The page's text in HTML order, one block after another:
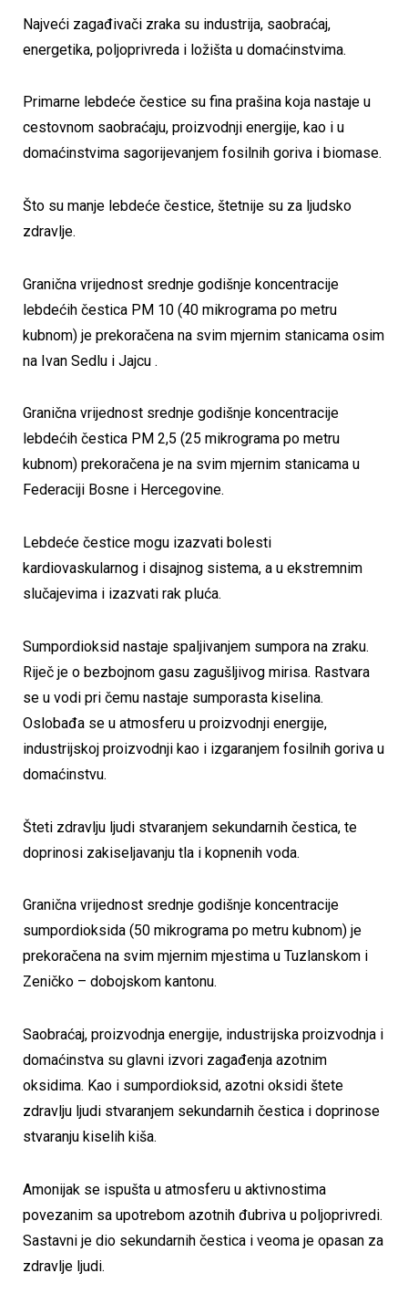
Najveći zagađivači zraka su industrija, saobraćaj,
energetika, poljoprivreda i ložišta u domaćinstvima.
Primarne lebdeće čestice su fina prašina koja nastaje u
cestovnom saobraćaju, proizvodnji energije, kao i u
domaćinstvima sagorijevanjem fosilnih goriva i biomase.
Što su manje lebdeće čestice, štetnije su za ljudsko
zdravlje.
Granična vrijednost srednje godišnje koncentracije
lebdećih čestica PM 10 (40 mikrograma po metru
kubnom) je prekoračena na svim mjernim stanicama osim
na Ivan Sedlu i Jajcu .
Granična vrijednost srednje godišnje koncentracije
lebdećih čestica PM 2,5 (25 mikrograma po metru
kubnom) prekoračena je na svim mjernim stanicama u
Federaciji Bosne i Hercegovine.
Lebdeće čestice mogu izazvati bolesti
kardiovaskularnog i disajnog sistema, a u ekstremnim
slučajevima i izazvati rak pluća.
Sumpordioksid nastaje spaljivanjem sumpora na zraku.
Riječ je o bezbojnom gasu zagušljivog mirisa. Rastvara
se u vodi pri čemu nastaje sumporasta kiselina.
Oslobađa se u atmosferu u proizvodnji energije,
industrijskoj proizvodnji kao i izgaranjem fosilnih goriva u
domaćinstvu.
Šteti zdravlju ljudi stvaranjem sekundarnih čestica, te
doprinosi zakiseljavanju tla i kopnenih voda.
Granična vrijednost srednje godišnje koncentracije
sumpordioksida (50 mikrograma po metru kubnom) je
prekoračena na svim mjernim mjestima u Tuzlanskom i
Zeničko – dobojskom kantonu.
Saobraćaj, proizvodnja energije, industrijska proizvodnja i
domaćinstva su glavni izvori zagađenja azotnim
oksidima. Kao i sumpordioksid, azotni oksidi štete
zdravlju ljudi stvaranjem sekundarnih čestica i doprinose
stvaranju kiselih kiša.
Amonijak se ispušta u atmosferu u aktivnostima
povezanim sa upotrebom azotnih đubriva u poljoprivredi.
Sastavni je dio sekundarnih čestica i veoma je opasan za
zdravlje ljudi.